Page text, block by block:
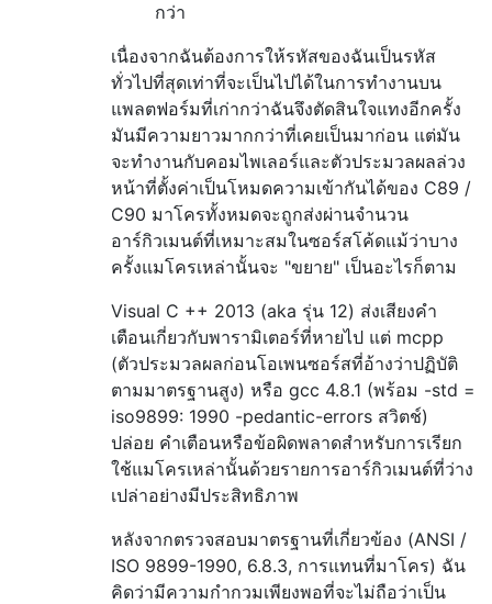
กว่า
เนื่องจากฉันต้องการให้รหัสของฉันเป็นรหัส
ทั่วไปที่สุดเท่าที่จะเป็นไปได้ในการทำงานบน
แพลตฟอร์มที่เก่ากว่าฉันจึงตัดสินใจแทงอีกครั้ง
มันมีความยาวมากกว่าที่เคยเป็นมาก่อน แต่มัน
จะทำงานกับคอมไพเลอร์และตัวประมวลผลล่วง
หน้าที่ตั้งค่าเป็นโหมดความเข้ากันได้ของ C89 /
C90 มาโครทั้งหมดจะถูกส่งผ่านจำนวน
อาร์กิวเมนต์ที่เหมาะสมในซอร์สโค้ดแม้ว่าบาง
ครั้งแมโครเหล่านั้นจะ "ขยาย" เป็นอะไรก็ตาม
Visual C ++ 2013 (aka รุ่น 12) ส่งเสียงคำ
เตือนเกี่ยวกับพารามิเตอร์ที่หายไป แต่ mcpp
(ตัวประมวลผลก่อนโอเพนซอร์สที่อ้างว่าปฏิบัติ
ตามมาตรฐานสูง) หรือ gcc 4.8.1 (พร้อม -std =
iso9899: 1990 -pedantic-errors สวิตช์)
ปล่อย คำเตือนหรือข้อผิดพลาดสำหรับการเรียก
ใช้แมโครเหล่านั้นด้วยรายการอาร์กิวเมนต์ที่ว่าง
เปล่าอย่างมีประสิทธิภาพ
หลังจากตรวจสอบมาตรฐานที่เกี่ยวข้อง (ANSI /
ISO 9899-1990, 6.8.3, การแทนที่มาโคร) ฉัน
คิดว่ามีความกำกวมเพียงพอที่จะไม่ถือว่าเป็น